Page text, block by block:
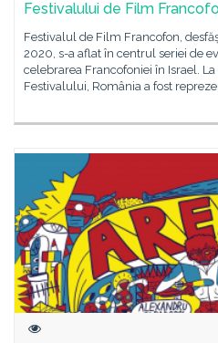
Festivalului de Film
Festivalul de Film Francofon,
2020, s-a aflat în centrul seriei de
celebrarea Francofoniei în Israel.
Festivalului, România a fost